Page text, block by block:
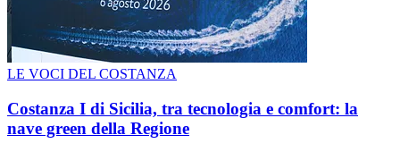
LE VOCI DEL COSTANZA
Costanza I di Sicilia, tra tecnologia e comfort: la
nave green della Regione